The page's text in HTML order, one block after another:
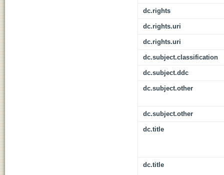
dc.rights
dc.rights.uri
dc.rights.uri
dc.subject.classification
dc.subject.ddc
dc.subject.other
dc.subject.other
dc.title
dc.title